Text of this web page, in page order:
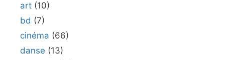
art (10)
bd (7)
cinéma (66)
danse (13)